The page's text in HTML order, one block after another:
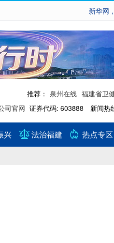
新华网
推荐： 泉州在线 福建省卫
司官网 证券代码: 603888 新闻热
兴 法治福建 热点专区